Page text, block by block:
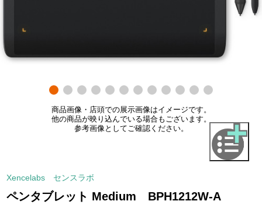
商品画像・店頭での展示画像はイメージです。
他の商品が映り込んでいる場合もございます。
参考画像としてご確認ください。
Xencelabs センスラボ
ペンタブレット Medium BPH1212W-A